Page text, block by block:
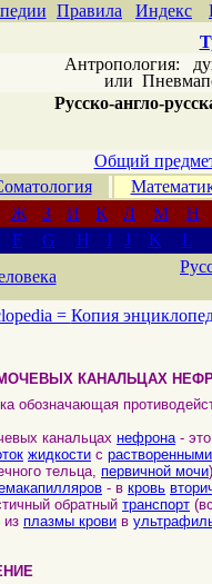
Правила Индекс
Антропология:
или
Русско-англо-
Общий
Ж З И К Л М
Н
F G H I J K
L
= Копия
КАНАЛЬЦАХ
обозначающая
канальцах нефрона-
жидкости с растворенными
тельца, первичной мочи
- в кровь
обратный транспорт
из плазмы крови в